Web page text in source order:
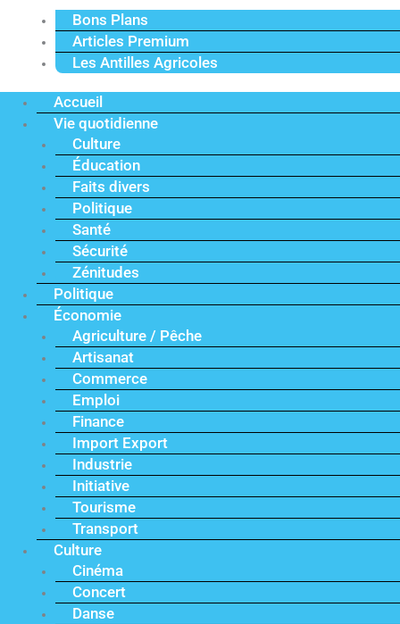
Bons Plans
Articles Premium
Les Antilles Agricoles
Accueil
Vie quotidienne
Culture
Éducation
Faits divers
Politique
Santé
Sécurité
Zénitudes
Politique
Économie
Agriculture / Pêche
Artisanat
Commerce
Emploi
Finance
Import Export
Industrie
Initiative
Tourisme
Transport
Culture
Cinéma
Concert
Danse